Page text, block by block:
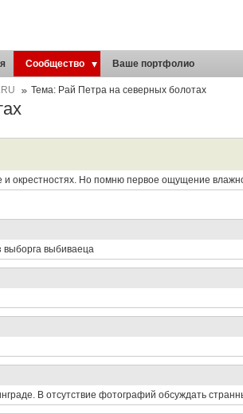
Сообщество Ваше портфолио
Тема: Рай Петра на северных болотах
и окрестностях. Но помню первое ощущение
выборга выбиваеца
В отсутствие фотографий обсуждать